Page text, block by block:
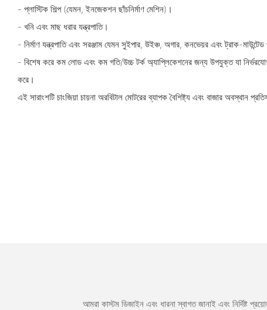
- প্লাস্টিক শিল্প (যেমন, ইনজেকশন ছাঁচনির্মাণ মেশিন)।
- খনি এবং মাছ ধরার যন্ত্রপাতি।
- নির্মাণ যন্ত্রপাতি এবং সরঞ্জাম যেমন সুইপার, উইঞ্চ, অগার, কনভেয়র এবং ট্রাক-মাউন্টেড
- বিশেষ করে কম লোড এবং কম গতি/উচ্চ টর্ক অ্যাপ্লিকেশনের জন্য উপযুক্ত যা
করে।
এই সারাংশটি চাংজিয়া চায়না অরবিটাল মোটরের ব্যাপক বৈশিষ্ট্য এবং বাজার অবস্থান
আমরা কাস্টম ডিজাইন এবং ধারনা স্বাগত জানাই এবং নির্দিষ্ট